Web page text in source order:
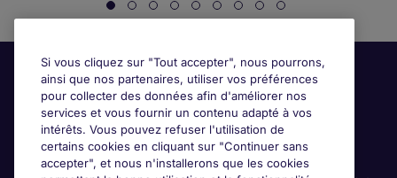
Si vous cliquez sur "Tout accepter", nous pourrons,
ainsi que nos partenaires, utiliser vos préférences
pour collecter des données afin d'améliorer nos
services et vous fournir un contenu adapté à vos
intérêts. Vous pouvez refuser l'utilisation de
certains cookies en cliquant sur "Continuer sans
accepter", et nous n'installerons que les cookies